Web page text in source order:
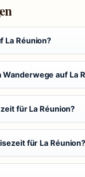
La Réunion?
auf La
für La Réunion?
für La